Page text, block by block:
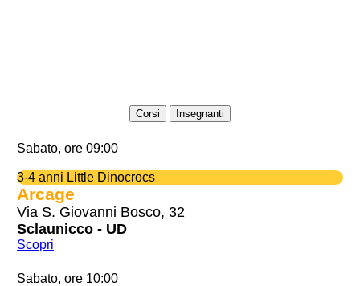
Corsi Insegnanti
Sabato, ore 09:00
3-4 anni Little Dinocrocs
Arcage
Via S. Giovanni Bosco, 32
Sclaunicco - UD
Scopri
Sabato, ore 10:00